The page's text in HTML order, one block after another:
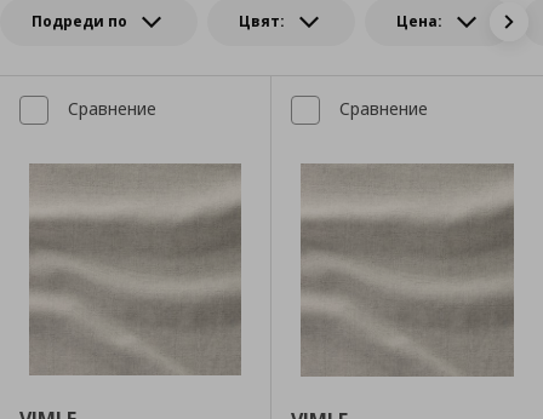
Подреди по Цвят: Цена:
Сравнение Сравнение